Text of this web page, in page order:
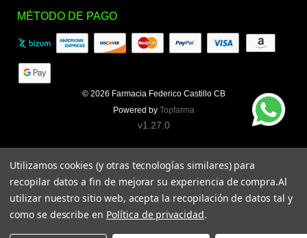
MÉTODO DE PAGO
© 2026 Farmacia Federico Castillo CB
Powered by Topfarma
v1.27.0
Utilizamos cookies (y otras tecnologías similares) para
recopilar datos a fin de mejorar su experiencia de compra.Al
utilizar nuestro sitio web, acepta la recopilación de datos tal y
como se describe en Política de privacidad.